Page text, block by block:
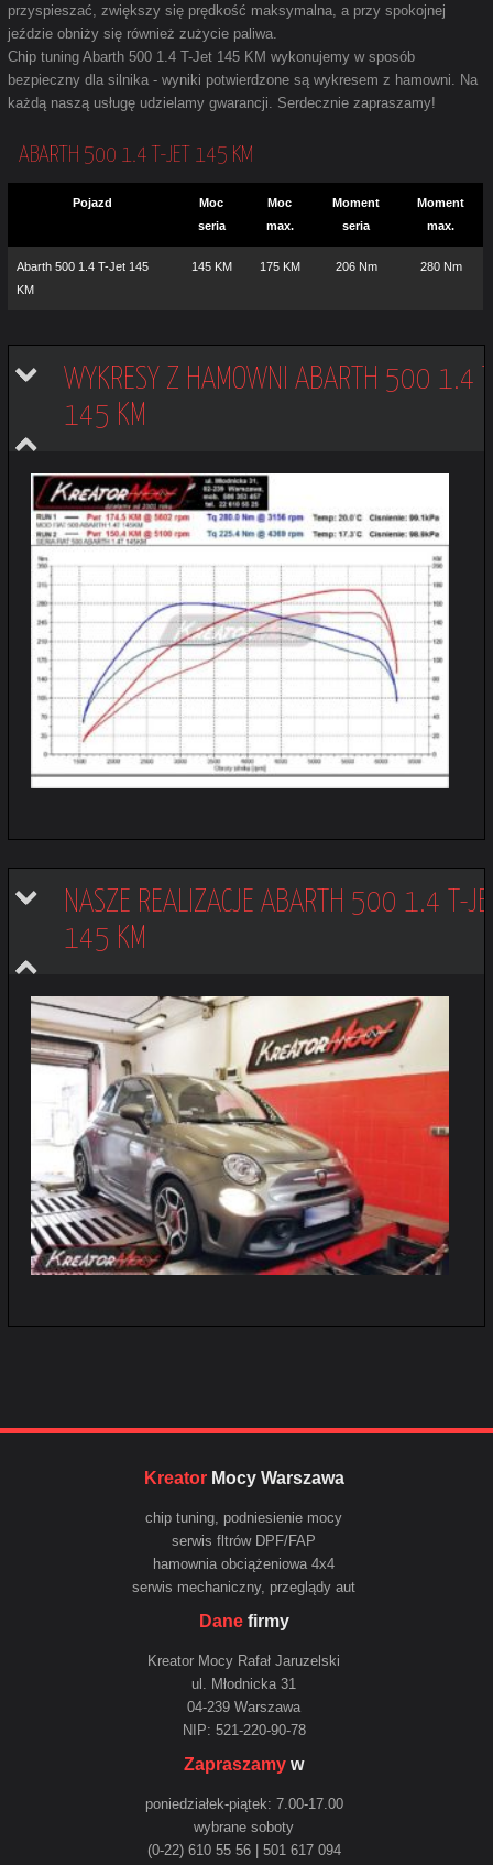
przyspieszać, zwiększy się prędkość maksymalna, a przy spokojnej
jeździe obniży się również zużycie paliwa.
Chip tuning Abarth 500 1.4 T-Jet 145 KM wykonujemy w sposób
bezpieczny dla silnika - wyniki potwierdzone są wykresem z hamowni. Na
każdą naszą usługę udzielamy gwarancji. Serdecznie zapraszamy!
ABARTH 500 1.4 T-JET 145 KM
Pojazd
Moc
seria
Moc
max.
Moment
seria
Moment
max.
Abarth 500 1.4 T-Jet 145
KM
145 KM 175 KM 206 Nm 280 Nm
WYKRESY Z HAMOWNI ABARTH 500 1.4
145 KM
NASZE REALIZACJE ABARTH 500 1.4 T-
145 KM
KreatorMocy Warszawa
chip tuning, podniesienie mocy
serwis fltrów DPF/FAP
hamownia obciążeniowa 4x4
serwis mechaniczny, przeglądy aut
Danefirmy
Kreator Mocy Rafał Jaruzelski
ul. Młodnicka 31
04-239 Warszawa
NIP: 521-220-90-78
Zapraszamy w
poniedziałek-piątek: 7.00-17.00
wybrane soboty
(0-22) 610 55 56 | 501 617 094